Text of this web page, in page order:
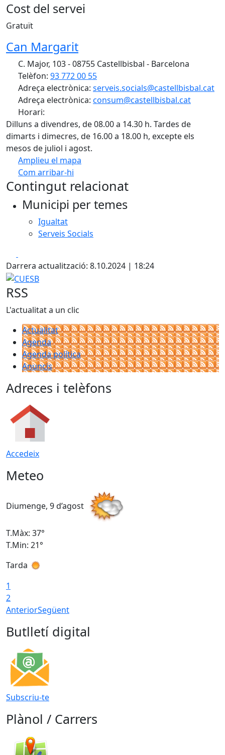
Cost del servei
Gratuït
Can Margarit
C. Major, 103 - 08755 Castellbisbal - Barcelona
Telèfon: 93 772 00 55
Adreça electrònica: serveis.socials@castellbisbal.cat
Adreça electrònica: consum@castellbisbal.cat
Horari:
Dilluns a divendres, de 08.00 a 14.30 h. Tardes de
dimarts i dimecres, de 16.00 a 18.00 h, excepte els
mesos de juliol i agost.
Amplieu el mapa
Com arribar-hi
+
Contingut relacionat
Municipi per temes
Igualtat
Serveis Socials
Darrera actualització: 8.10.2024 | 18:24
CUESB
RSS
L'actualitat a un clic
Actualitat
Agenda
Agenda política
Anuncis
Adreces i telèfons
Accedeix
Meteo
Diumenge, 9 d’agost
T.Màx: 37°
T.Min: 21°
Tarda
1
2
AnteriorSegüent
Butlletí digital
Subscriu-te
Plànol / Carrers